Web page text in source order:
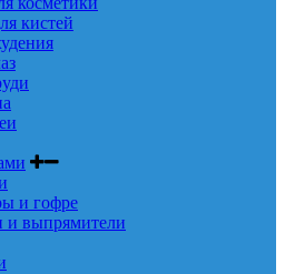
кистей
и гофре
выпрямители